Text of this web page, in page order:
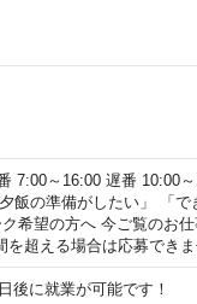
7:00～16:00 遅番 10:00
飯の準備がしたい」 「で
希望の方へ 今ご覧のお
超える場合は応募できま
後に就業が可能です！